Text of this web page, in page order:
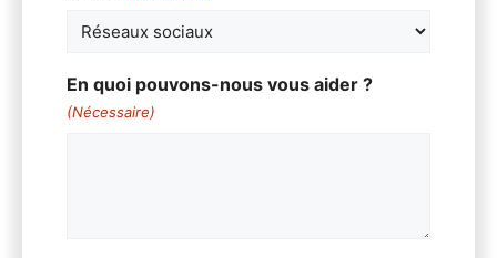
En quoi pouvons-nous vous aider ?
(Nécessaire)